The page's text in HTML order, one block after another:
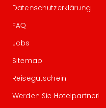
Datenschutzerklärung
FAQ
Jobs
Sitemap
Reisegutschein
Werden Sie Hotelpartner!